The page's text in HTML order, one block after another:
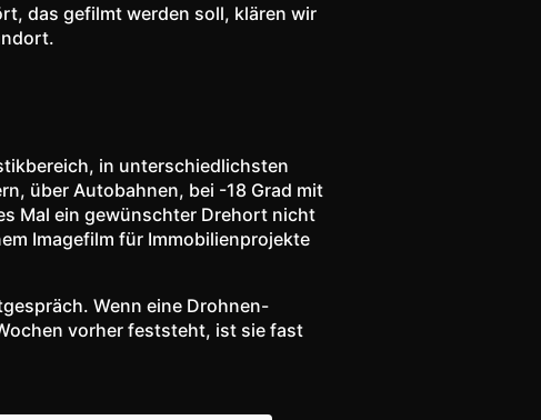
das gefilmt werden soll, klären wir
in unterschiedlichsten
über Autobahnen, bei -18 Grad mit
Mal ein gewünschter Drehort nicht
Imagefilm für Immobilienprojekte
Wenn eine Drohnen-
vorher feststeht, ist sie fast